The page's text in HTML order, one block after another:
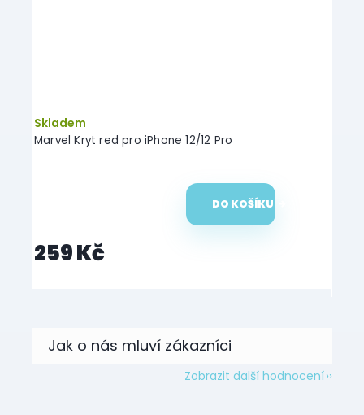
Marvel Kryt red pro iPhone 12/12 Pro
Skladem
259 Kč
DO KOŠÍKU
Zobrazit další hodnocení